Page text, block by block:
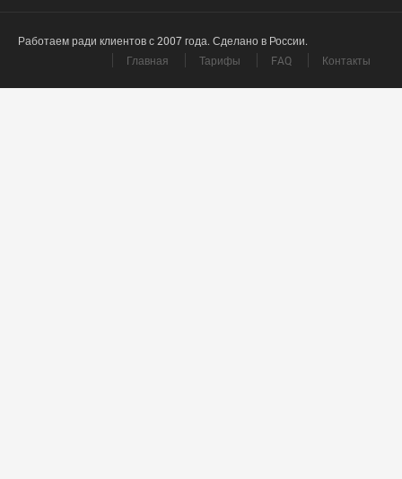
Работаем ради клиентов с 2007 года. Сделано в России.
Главная
Тарифы FAQ Контакты